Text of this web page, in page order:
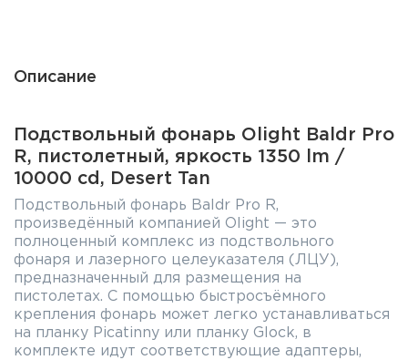
Описание
Подствольный фонарь Olight Baldr Pro
R, пистолетный, яркость 1350 lm /
10000 cd, Desert Tan
Подствольный фонарь Baldr Pro R,
произведённый компанией Olight — это
полноценный комплекс из подствольного
фонаря и лазерного целеуказателя (ЛЦУ),
предназначенный для размещения на
пистолетах. С помощью быстросъёмного
крепления фонарь может легко устанавливаться
на планку Picatinny или планку Glock, в
комплекте идут соответствующие адаптеры,